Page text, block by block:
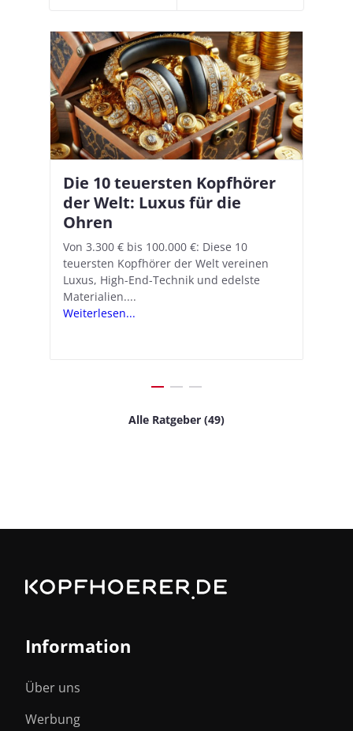
Die 10 teuersten Kopfhörer
der Welt: Luxus für die
Ohren
Von 3.300 € bis 100.000 €: Diese 10
teuersten Kopfhörer der Welt vereinen
Luxus, High-End-Technik und edelste
Materialien....
Weiterlesen...
Apple AirPods Pro 2 und iOS
18.1: So richtet ihr das neue
Hörgeräte-Feature ein
Mit iOS 18.1 und den AirPods Pro 2
verwandelt Apple seine In-Ear-Kopfhörer
in kostengünstige Hörhilfen. In wenigen
Schritten...
Weiterlesen...
Alle Ratgeber (49)
Information
Über uns
Werbung